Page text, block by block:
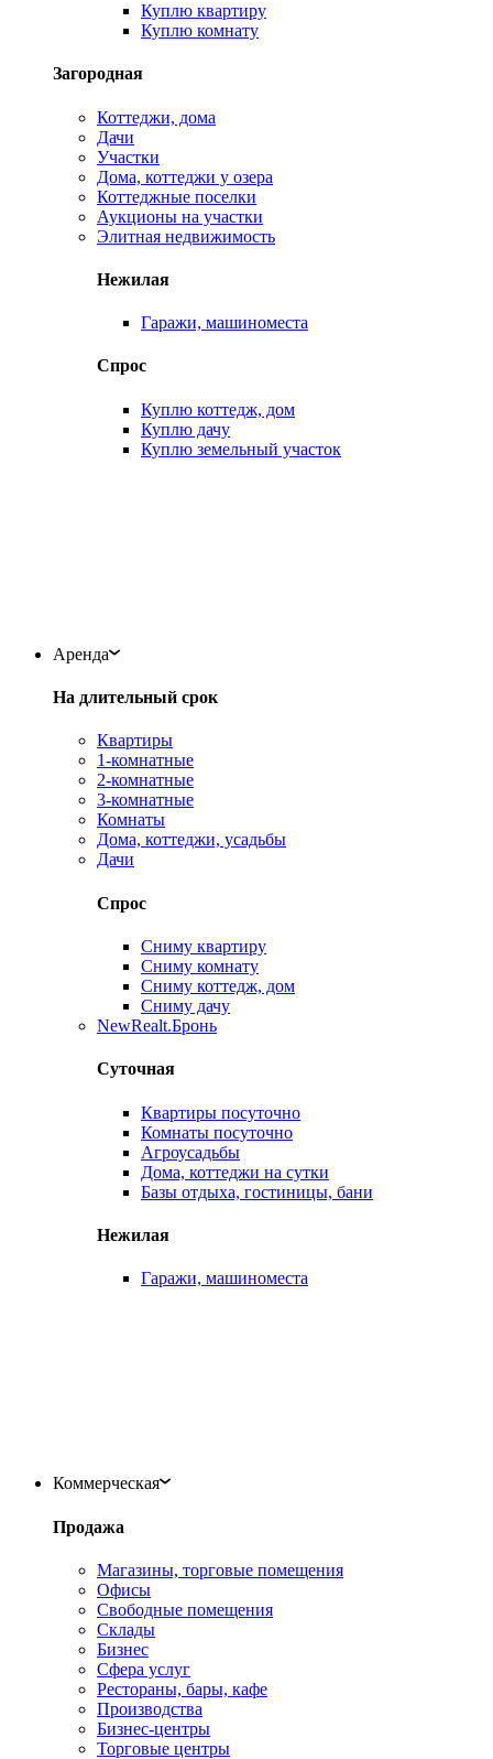
Куплю квартиру
Куплю комнату
Загородная
Коттеджи, дома
Дачи
Участки
Дома, коттеджи у озера
Коттеджные поселки
Аукционы на участки
Элитная недвижимость
Нежилая
Гаражи, машиноместа
Спрос
Куплю коттедж, дом
Куплю дачу
Куплю земельный участок
Аренда
На длительный срок
Квартиры
1-комнатные
2-комнатные
3-комнатные
Комнаты
Дома, коттеджи, усадьбы
Дачи
Спрос
Сниму квартиру
Сниму комнату
Сниму коттедж, дом
Сниму дачу
NewRealt.Бронь
Суточная
Квартиры посуточно
Комнаты посуточно
Агроусадьбы
Дома, коттеджи на сутки
Базы отдыха, гостиницы, бани
Нежилая
Гаражи, машиноместа
Коммерческая
Продажа
Магазины, торговые помещения
Офисы
Свободные помещения
Склады
Бизнес
Сфера услуг
Рестораны, бары, кафе
Производства
Бизнес-центры
Торговые центры